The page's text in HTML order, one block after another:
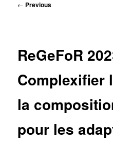
Post
← Previous
ReGeFoR
Complexifier
la
pour les